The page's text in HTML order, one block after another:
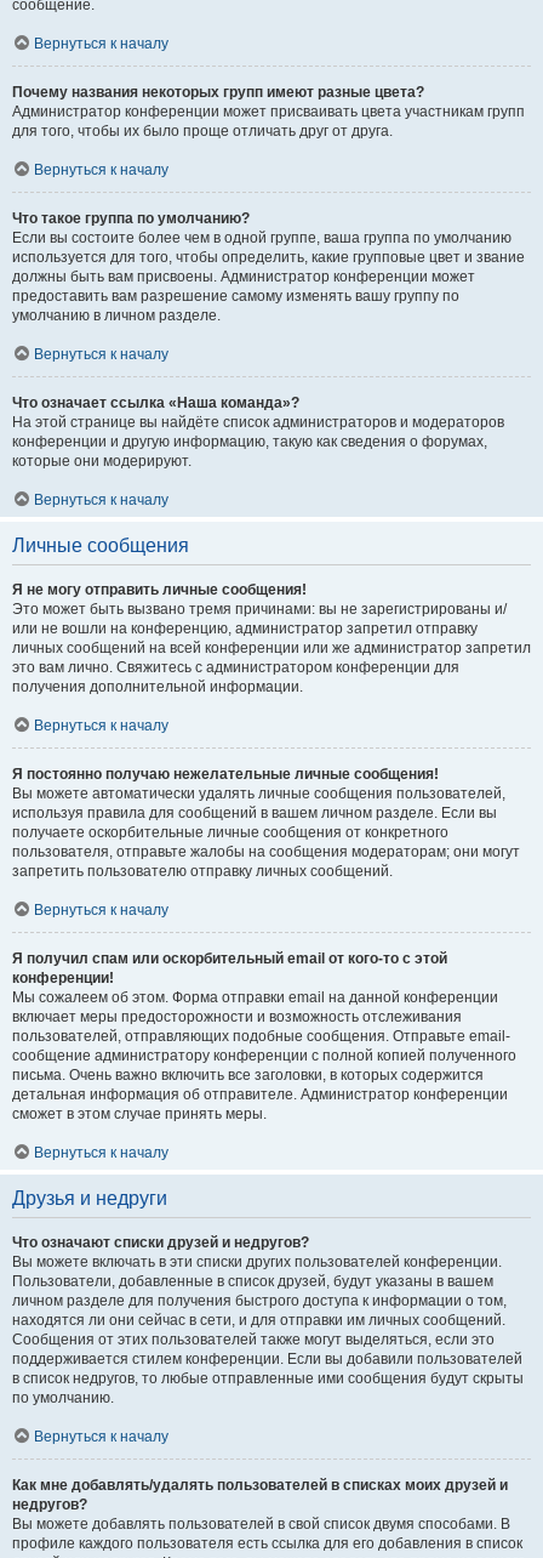
сообщение.
Вернуться к началу
Почему названия некоторых групп имеют разные цвета?
Администратор конференции может присваивать цвета участникам групп
для того, чтобы их было проще отличать друг от друга.
Вернуться к началу
Что такое группа по умолчанию?
Если вы состоите более чем в одной группе, ваша группа по умолчанию
используется для того, чтобы определить, какие групповые цвет и звание
должны быть вам присвоены. Администратор конференции может
предоставить вам разрешение самому изменять вашу группу по
умолчанию в личном разделе.
Вернуться к началу
Что означает ссылка «Наша команда»?
На этой странице вы найдёте список администраторов и модераторов
конференции и другую информацию, такую как сведения о форумах,
которые они модерируют.
Вернуться к началу
Личные сообщения
Я не могу отправить личные сообщения!
Это может быть вызвано тремя причинами: вы не зарегистрированы и/
или не вошли на конференцию, администратор запретил отправку
личных сообщений на всей конференции или же администратор запретил
это вам лично. Свяжитесь с администратором конференции для
получения дополнительной информации.
Вернуться к началу
Я постоянно получаю нежелательные личные сообщения!
Вы можете автоматически удалять личные сообщения пользователей,
используя правила для сообщений в вашем личном разделе. Если вы
получаете оскорбительные личные сообщения от конкретного
пользователя, отправьте жалобы на сообщения модераторам; они могут
запретить пользователю отправку личных сообщений.
Вернуться к началу
Я получил спам или оскорбительный email от кого-то с этой
конференции!
Мы сожалеем об этом. Форма отправки email на данной конференции
включает меры предосторожности и возможность отслеживания
пользователей, отправляющих подобные сообщения. Отправьте email-
сообщение администратору конференции с полной копией полученного
письма. Очень важно включить все заголовки, в которых содержится
детальная информация об отправителе. Администратор конференции
сможет в этом случае принять меры.
Вернуться к началу
Друзья и недруги
Что означают списки друзей и недругов?
Вы можете включать в эти списки других пользователей конференции.
Пользователи, добавленные в список друзей, будут указаны в вашем
личном разделе для получения быстрого доступа к информации о том,
находятся ли они сейчас в сети, и для отправки им личных сообщений.
Сообщения от этих пользователей также могут выделяться, если это
поддерживается стилем конференции. Если вы добавили пользователей
в список недругов, то любые отправленные ими сообщения будут скрыты
по умолчанию.
Вернуться к началу
Как мне добавлять/удалять пользователей в списках моих друзей и
недругов?
Вы можете добавлять пользователей в свой список двумя способами. В
профиле каждого пользователя есть ссылка для его добавления в список